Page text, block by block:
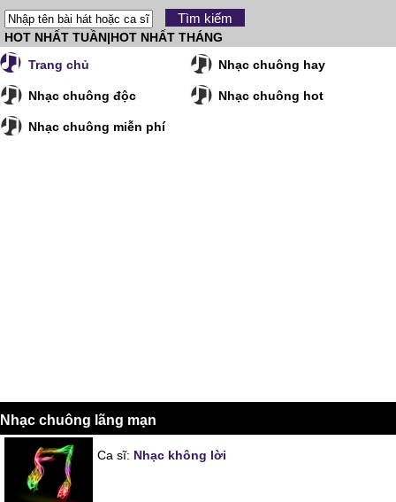
HOT NHẤT TUẦN|HOT NHẤT THÁNG
Trang chủ
Nhạc chuông hay
Nhạc chuông độc Nhạc chuông hot
Nhạc chuông miễn phí
Nhạc chuông lãng mạn
Ca sĩ: Nhạc không lời